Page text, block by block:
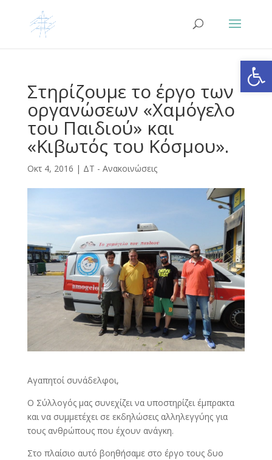
Στηρίζουμε το έργο των
οργανώσεων «Χαμόγελο
του Παιδιού» και
«Κιβωτός του Κόσμου».
Οκτ 4, 2016 | ΔΤ - Ανακοινώσεις
Αγαπητοί συνάδελφοι,
Ο Σύλλογός μας συνεχίζει να υποστηρίζει έμπρακτα
και να συμμετέχει σε εκδηλώσεις αλληλεγγύης για
τους ανθρώπους που έχουν ανάγκη.
Στο πλαίσιο αυτό βοηθήσαμε στο έργο τους δυο